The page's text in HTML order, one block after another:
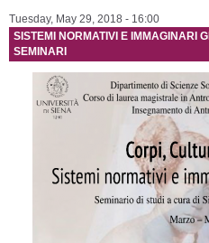
Tuesday, May 29, 2018 - 16:00
SISTEMI NORMATIVI E IMMAGINARI
SEMINARI